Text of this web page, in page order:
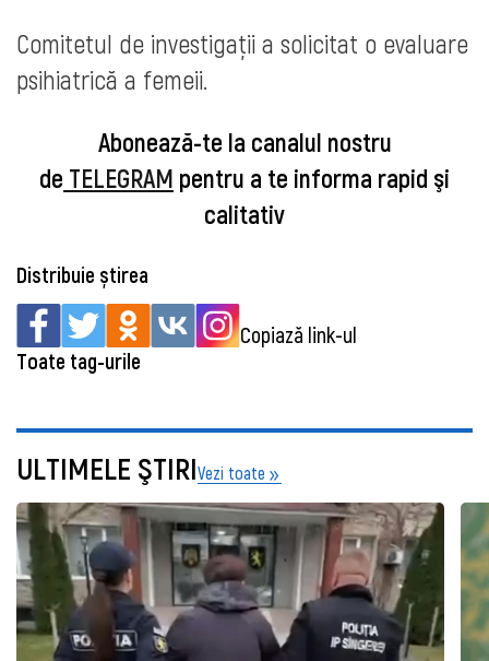
Comitetul de investigații a solicitat o evaluare
psihiatrică a femeii.
Abonează-te la canalul nostru
de TELEGRAM pentru a te informa rapid şi
calitativ
Distribuie știrea
Copiază link-ul
Toate tag-urile
ULTIMELE ŞTIRIVezi toate